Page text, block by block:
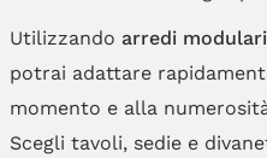
Utilizzando arredi modulari
potrai adattare
momento e alla
Scegli tavoli, sedie e